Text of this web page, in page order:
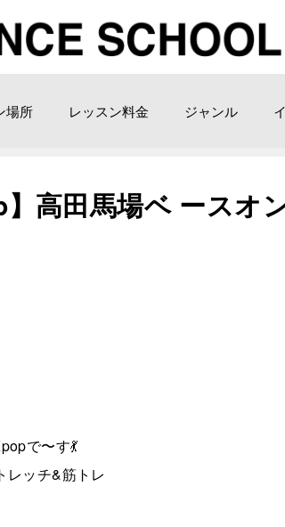
場所 レッスン料金 ジャンル
高田馬場ベ ースオ
で〜す💃
ッチ&筋トレ